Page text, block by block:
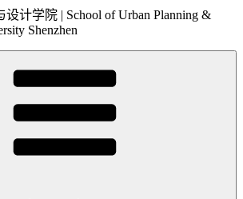
计学院 | School of Urban Planning &
Shenzhen